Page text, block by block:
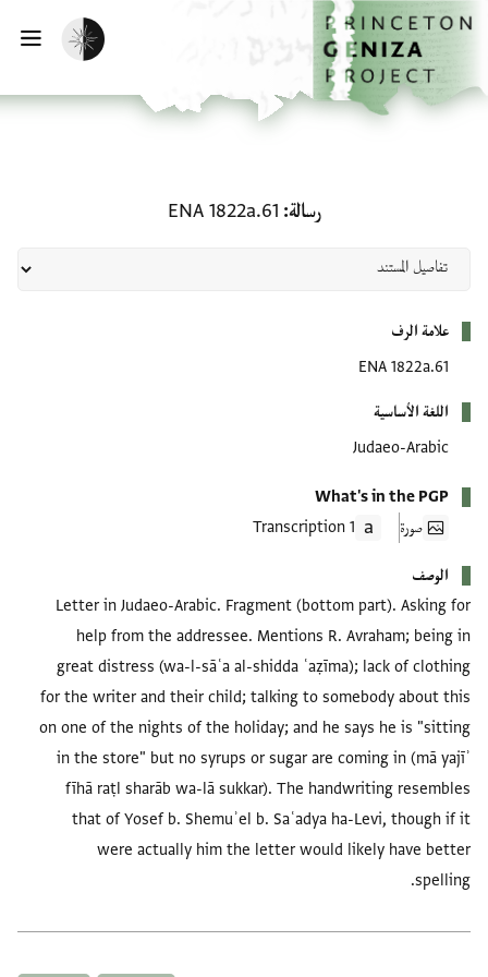
إلى المحتوى الرئيسي
الرئيسية
تفعيل الوضع المظلم
رسالة ENA 1822a.61
علامة الرف
ENA 1822a.61
اللغة الأساسية
Judaeo-Arabic
What's in the PGP
صورة
1 Transcription
الوصف
Letter in Judaeo-Arabic. Fragment (bottom part). Asking for
help from the addressee. Mentions R. Avraham; being in
great distress (wa-l-sāʿa al-shidda ʿaẓīma); lack of clothing
for the writer and their child; talking to somebody about this
on one of the nights of the holiday; and he says he is "sitting
in the store" but no syrups or sugar are coming in (mā yajīʾ
fīhā raṭl sharāb wa-lā sukkar). The handwriting resembles
that of Yosef b. Shemuʾel b. Saʿadya ha-Levi, though if it
were actually him the letter would likely have better
spelling.